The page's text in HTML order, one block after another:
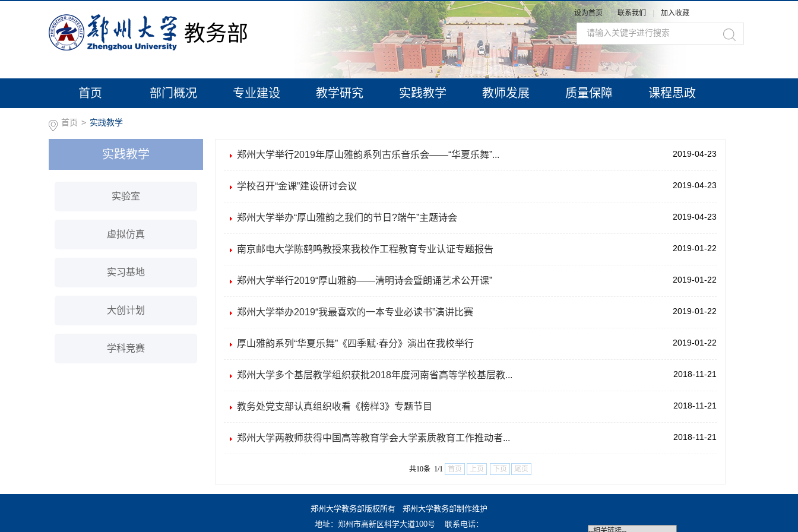
教务部
设为首页 联系我们 加入收藏
首页 部门概况 专业建设 教学研究 实践教学 教师发展 质量保障 课程思政
首页 > 实践教学
实践教学
实验室
虚拟仿真
实习基地
大创计划
学科竞赛
郑州大学举行2019年厚山雅韵系列古乐音乐会——“华夏乐舞”... 2019-04-23
学校召开“金课”建设研讨会议 2019-04-23
郑州大学举办“厚山雅韵之我们的节日?端午”主题诗会 2019-04-23
南京邮电大学陈鹤鸣教授来我校作工程教育专业认证专题报告 2019-01-22
郑州大学举行2019“厚山雅韵——清明诗会暨朗诵艺术公开课” 2019-01-22
郑州大学举办2019“我最喜欢的一本专业必读书”演讲比赛 2019-01-22
厚山雅韵系列“华夏乐舞”《四季赋·春分》演出在我校举行 2019-01-22
郑州大学多个基层教学组织获批2018年度河南省高等学校基层教... 2018-11-21
教务处党支部认真组织收看《榜样3》专题节目 2018-11-21
郑州大学两教师获得中国高等教育学会大学素质教育工作推动者... 2018-11-21
共10条 1/1 首页 上页 下页 尾页
郑州大学教务部版权所有 郑州大学教务部制作维护
地址：郑州市高新区科学大道100号 联系电话：